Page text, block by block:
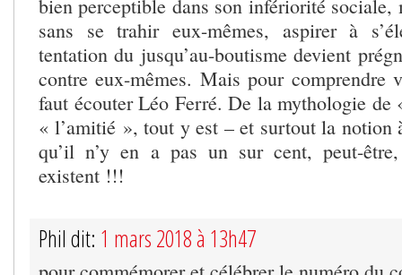
bien perceptible dans son infériorité sociale,
sans se trahir eux-mêmes, aspirer à
tentation du jusqu’au-boutisme devient
contre eux-mêmes. Mais pour comprendre
faut écouter Léo Ferré. De la mythologie de
« l’amitié », tout y est – et surtout la notion
qu’il n’y en a pas un sur cent, peut-
existent !!!
Phil dit: 1 mars 2018 à 13h47